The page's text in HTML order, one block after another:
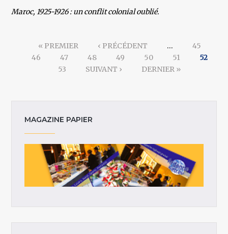
Maroc, 1925-1926 : un conflit colonial oublié.
« PREMIER ‹ PRÉCÉDENT …
45
46
47 48 49 50 51
52
53
SUIVANT › DERNIER »
MAGAZINE PAPIER